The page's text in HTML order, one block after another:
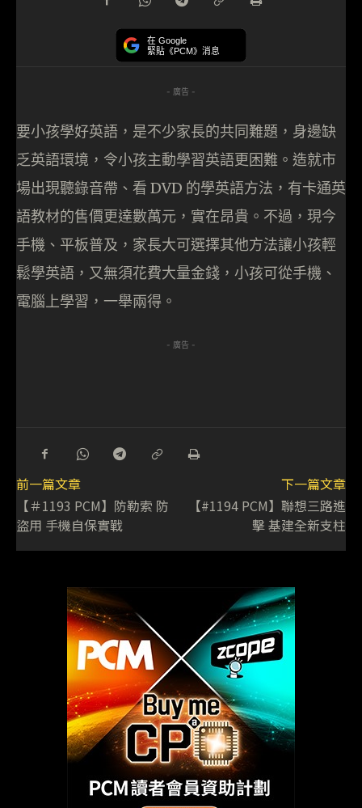
在 Google
緊貼《PCM》消息
- 廣告 -
要小孩學好英語，是不少家長的共同難題，身邊缺
乏英語環境，令小孩主動學習英語更困難。造就市
場出現聽錄音帶、看 DVD 的學英語方法，有卡通英
語教材的售價更達數萬元，實在昂貴。不過，現今
手機、平板普及，家長大可選擇其他方法讓小孩輕
鬆學英語，又無須花費大量金錢，小孩可從手機、
電腦上學習，一舉兩得。
- 廣告 -
前一篇文章
【＃1193 PCM】防勒索 防
盜用 手機自保實戰
下一篇文章
【#1194 PCM】聯想三路進
擊 基建全新支柱